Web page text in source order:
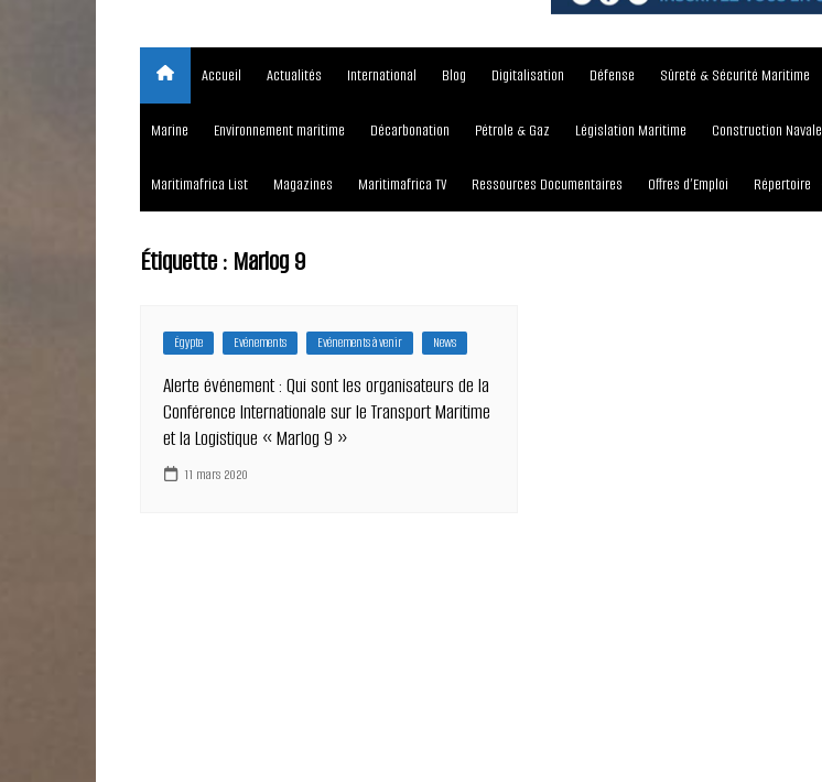
Accueil Actualités International Blog Digitalisation Défense Sûreté & Sécurité Maritime
Marine Environnement maritime Décarbonation Pétrole & Gaz Législation Maritime Construction Navale
Maritimafrica List Magazines Maritimafrica TV Ressources Documentaires Offres d’Emploi Répertoire
Étiquette : Marlog 9
Égypte Evénements Evénements à venir News
Alerte événement : Qui sont les organisateurs de la
Conférence Internationale sur le Transport Maritime
et la Logistique « Marlog 9 »
11 mars 2020